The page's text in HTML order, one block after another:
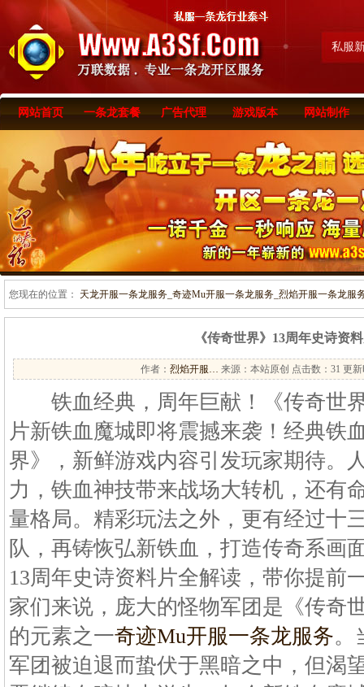
私服
网站首页 一条龙套餐 广告代理 游戏版本 网站制作
您现在的位置： 天龙开服一条龙服务_奇迹Mu开服一条龙服务_烈焰开服一条龙服
《传奇世界》13周年史诗资
作者： 烈焰开服… 来源：本站原创 点击数： 31 更新
铁血经典，周年巨献！《传奇世
片新铁血魔城即将震撼来袭！经典铁
界》，新鲜游戏内容引发玩家期待。
力，铁血神技带来战场大转机，还有
量格局。精彩玩法之外，更有经过十
队，再铸恢弘新铁血，打造传奇系画
13周年史诗资料片全解读，带你提前
家们来说，庞大的怪物军团是《传奇
的元素之一奇迹Mu开服一条龙服务。
军团被迫退而蛰伏于黑暗之中，但渴